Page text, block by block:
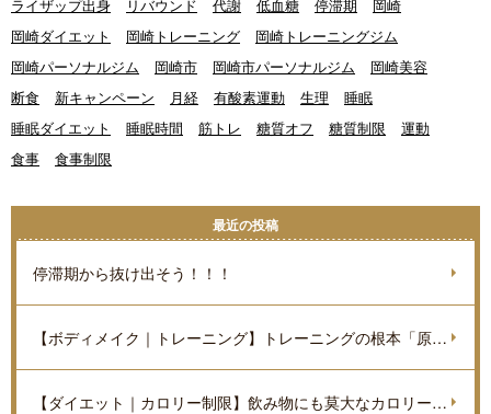
ライザップ出身
リバウンド 代謝 低血糖 停滞期
岡崎
岡崎ダイエット
岡崎トレーニング
岡崎トレーニングジム
岡崎パーソナルジム
岡崎市 岡崎市パーソナルジム
岡崎美容
断食
新キャンペーン 月経 有酸素運動 生理
睡眠
睡眠ダイエット
睡眠時間 筋トレ 糖質オフ 糖質制限
運動
食事
食事制限
最近の投稿
停滞期から抜け出そう！！！
【ボディメイク｜トレーニング】トレーニングの根本「原理原則」を理解しよう。
【ダイエット｜カロリー制限】飲み物にも莫大なカロリーがあるのをご存知ですか？